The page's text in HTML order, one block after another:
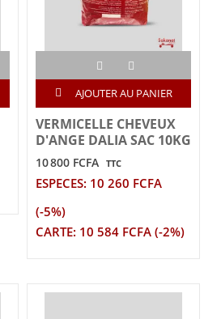
AJOUTER AU PANIER
VERMICELLE CHEVEUX
D'ANGE DALIA SAC 10KG
10 800 FCFA TTC
ESPECES: 10 260 FCFA
(-5%)
CARTE: 10 584 FCFA (-2%)